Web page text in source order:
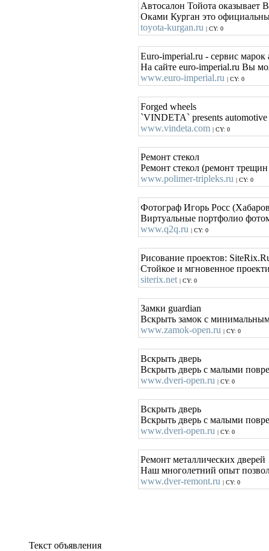
Автосалон Тойота оказывает
Оками Курган это
toyota-kurgan.ru | CY: 0
Euro-imperial.ru - сервис
На сайте euro-imperial.ru Вы
www.euro-imperial.ru | CY: 0
Forged wheels
`VINDETA` presents automotive
www.vindeta.com | CY: 0
Ремонт стекол
Ремонт стекол (ремонт
www.polimer-tripleks.ru | CY: 0
Фотограф Игорь Росс
Виртуальные портфолио
www.q2q.ru | CY: 0
Рисование проектов:
Стойкое и мгновенное
siterix.net | CY: 0
Замки guardian
Вскрыть замок с
www.zamok-open.ru | CY: 0
Вскрыть дверь
Вскрыть дверь с малыми
www.dveri-open.ru | CY: 0
Вскрыть дверь
Вскрыть дверь с малыми
www.dveri-open.ru | CY: 0
Ремонт металлических дверей
Наш многолетний опыт
www.dver-remont.ru | CY: 0
Текст объявления